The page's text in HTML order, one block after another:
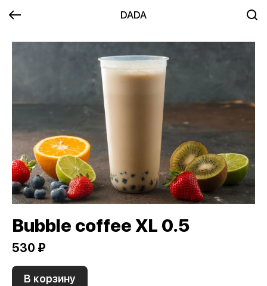
DADA
Bubble coffee XL 0.5
530 ₽
В корзину